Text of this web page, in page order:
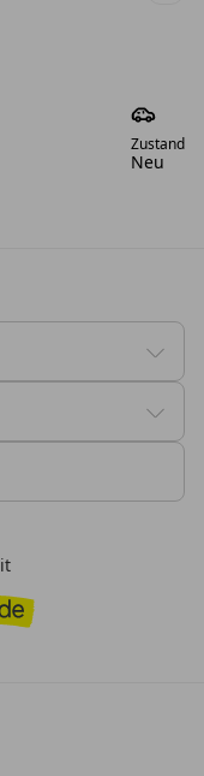
Zustand
Neu
die Pfeil-nach-
die Pfeil-nach-